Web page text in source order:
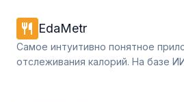
restaurant EdaMetr
Самое интуитивно понятное
отслеживания калорий. На базе